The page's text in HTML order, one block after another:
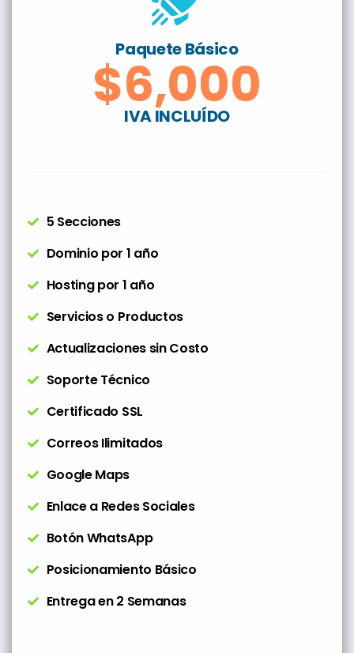
Paquete Básico
$6,000
IVA INCLUÍDO
5 Secciones
Dominio por 1 año
Hosting por 1 año
Servicios o Productos
Actualizaciones sin Costo
Soporte Técnico
Certificado SSL
Correos Ilimitados
Google Maps
Enlace a Redes Sociales
Botón WhatsApp
Posicionamiento Básico
Entrega en 2 Semanas